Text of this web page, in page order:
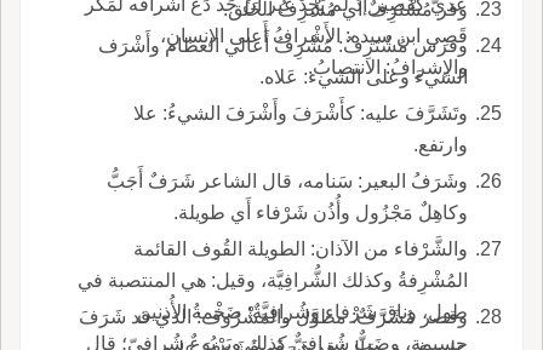
قَصِي ابن سيده: الأَشْرافُ أَعلى الإنسانِ،
والإشرافُ: الانتصابُ.
وفر مُشْتَرِفٌ أَي مُشْرِفُ الخَلْق.
وفرس مُشْتَرِفٌ: مُشْرِفُ أَعالي العظام وأَشْرَف
الشيءَ وعلى الشيء: عَلاه.
وتَشَرَّفَ عليه: كأَشْرَفَ وأَشْرَفَ الشيءُ: علا
وارتفع.
وشَرَفُ البعير: سَنامه، قال الشاعر شَرَفٌ أَجَبُّ
وكاهِلٌ مَجْزُول وأُذُن شَرْفاء أَي طويلة.
والشَّرْفاء من الآذان: الطويلة القُوف القائمة
المُشْرِفةُ وكذلك الشُّرافِيَّة، وقيل: هي المنتصبة في
طول، وناق شَرْفاء وشُرافِيَّةٌ: ضَخْمةُ الأُذنين
جسيمة، وضَبٌّ شُرافيٌّ كذلك ويَرْبُوعٌ شُرافيّ؛ قال
وقصر مُشَرَّفٌ: مطوَّل والمَشْرُوف: الذي قد شَرَفَ